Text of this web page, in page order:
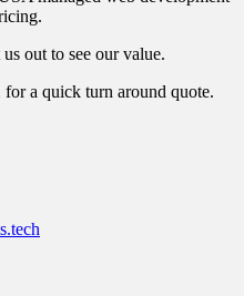
out to see our value.
a quick turn around quote.